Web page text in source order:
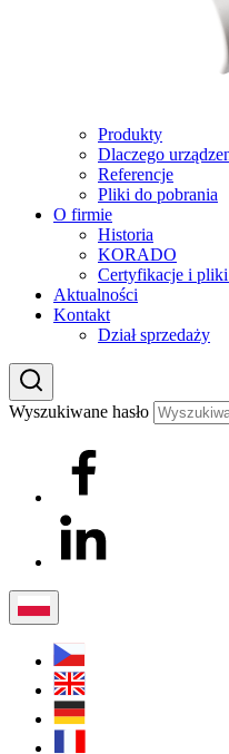
Produkty
Dlaczego
Referencje
Pliki do pobrania
O firmie
Historia
KORADO
Certyfikacje i pliki
Aktualności
Kontakt
Dział sprzedaży
Wyszukiwane hasło